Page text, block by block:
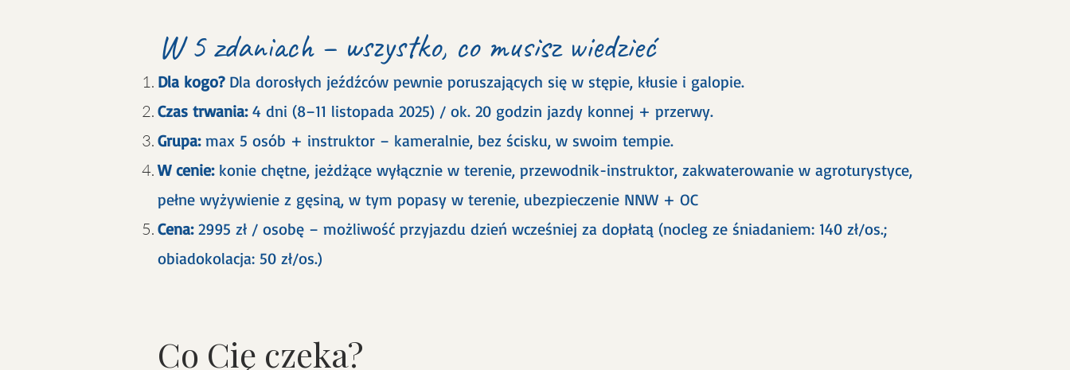
W 5 zdaniach – wszystko, co musisz wiedzieć
Dla kogo?Dla dorosłych jeźdźców pewnie poruszających się w stępie, kłusie i galopie.
Czas trwania: 4 dni (8–11 listopada 2025) / ok. 20 godzin jazdy konnej + przerwy.
Grupa:max 5 osób + instruktor – kameralnie, bez ścisku, w swoim tempie.
W cenie: konie chętne, jeżdżące wyłącznie w terenie, przewodnik-instruktor, zakwaterowanie w agroturystyce,
pełne wyżywienie z gęsiną, w tym popasy w terenie, ubezpieczenie NNW + OC
Cena: 2995 zł / osobę – możliwość przyjazdu dzień wcześniej za dopłatą (nocleg ze śniadaniem: 140 zł/os.;
obiadokolacja: 50 zł/os.)
Co Cię czeka?